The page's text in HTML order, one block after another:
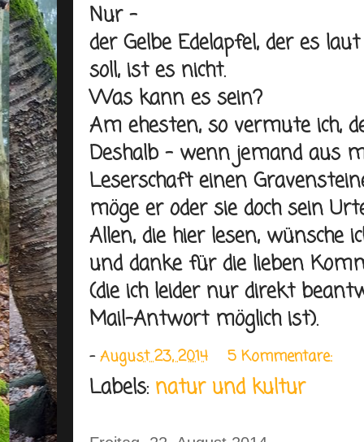
Nur -
derGelbe Edelapfel, der es
soll, ist es nicht.
Was kann es sein?
Am ehesten, so vermute ich,
Deshalb - wenn jemand aus
Leserschaft einen
möge er oder sie doch sein
Allen, die hier lesen, wünsche
und danke für die lieben
(die ich leider nur direkt
Mail-Antwort möglich ist).
-August 23, 2014 5 Kommentare:
Labels: natur und kultur